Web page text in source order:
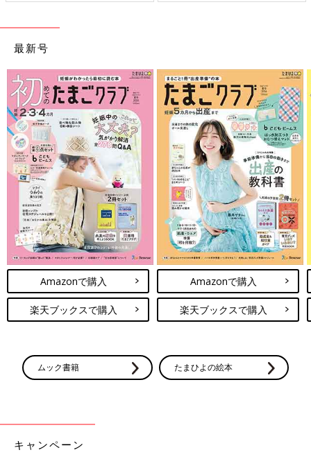
最新号
Amazonで購入
楽天ブックスで購入
Amazonで購入
楽天ブックスで購入
ムック書籍 たまひよの絵本
キャンペーン